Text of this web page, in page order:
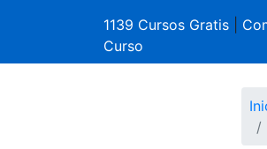
1139 Cursos Gratis
Curso